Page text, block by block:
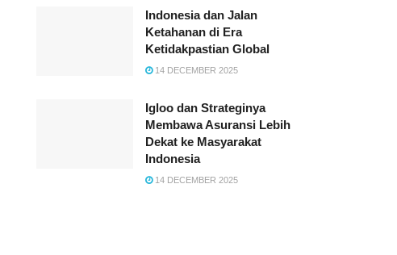
Indonesia dan Jalan
Ketahanan di Era
Ketidakpastian Global
14 DECEMBER 2025
Igloo dan Strateginya
Membawa Asuransi Lebih
Dekat ke Masyarakat
Indonesia
14 DECEMBER 2025